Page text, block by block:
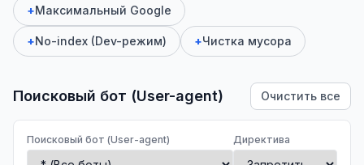
+Максимальный Google
+No-index (Dev-режим) +Чистка мусора
Поисковый бот (User-agent) Очистить все
Поисковый бот (User-agent) Директива